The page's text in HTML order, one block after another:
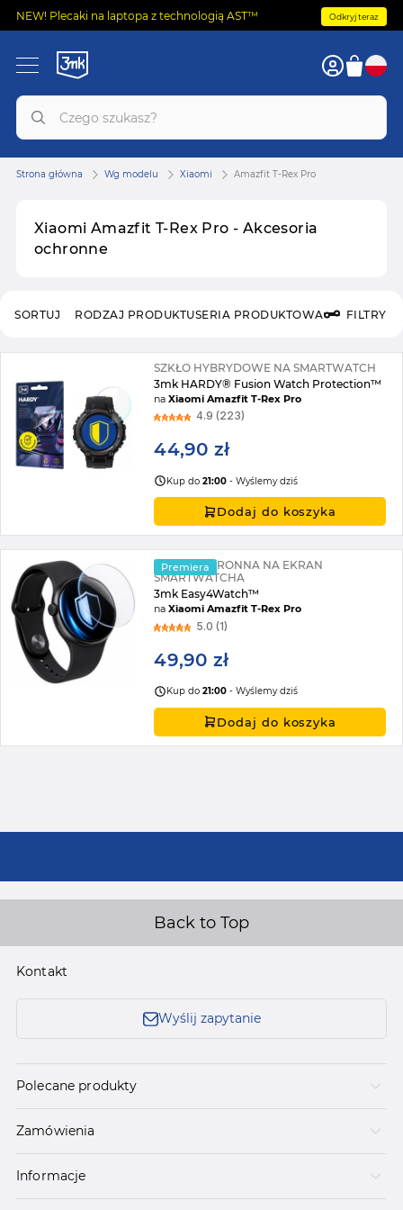
NEW! Plecaki na laptopa z technologią AST™ Odkryj teraz
Xiaomi Amazfit T-Rex Pro - Akcesoria
ochronne
Strona główna Wg modelu Xiaomi Amazfit T-Rex Pro
RODZAJ PRODUKTUSERIA PRODUKTOWA FILTRY
SORTUJ
SZKŁO HYBRYDOWE NA SMARTWATCH
3mk HARDY® Fusion Watch Protection™
naXiaomi Amazfit T-Rex Pro
4.9 (223)
44,90 zł
Kup do21:00 - Wyślemy dziś
Dodaj do koszyka
Premiera
FOLIA OCHRONNA NA EKRAN
SMARTWATCHA
3mk Easy4Watch™
naXiaomi Amazfit T-Rex Pro
5.0 (1)
49,90 zł
Kup do21:00 - Wyślemy dziś
Dodaj do koszyka
Back to Top
Kontakt
Wyślij zapytanie
Polecane produkty
Zamówienia
Informacje